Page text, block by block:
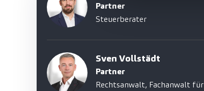
Partner
Steuerberater
Sven Vollstädt
Partner
Rechtsanwalt, Fachanwalt für